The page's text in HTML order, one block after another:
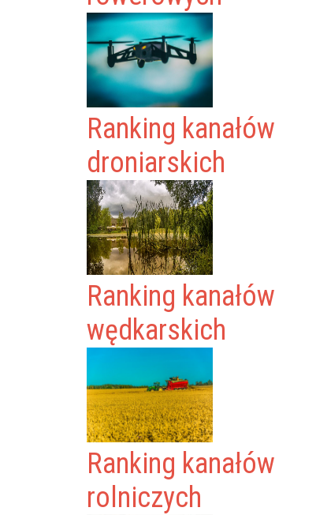
Ranking kanałów
droniarskich
Ranking kanałów
wędkarskich
Ranking kanałów
rolniczych